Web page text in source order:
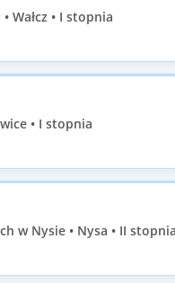
Wałcz • I stopnia
• I stopnia
w Nysie • Nysa • II stopnia